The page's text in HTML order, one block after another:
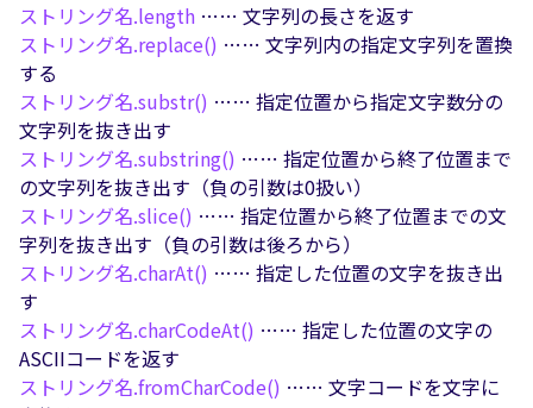
ストリング名.length …… 文字列の長さを返す
ストリング名.replace() …… 文字列内の指定文字列を置換
する
ストリング名.substr() …… 指定位置から指定文字数分の
文字列を抜き出す
ストリング名.substring() …… 指定位置から終了位置まで
の文字列を抜き出す（負の引数は0扱い）
ストリング名.slice() …… 指定位置から終了位置までの文
字列を抜き出す（負の引数は後ろから）
ストリング名.charAt() …… 指定した位置の文字を抜き出
す
ストリング名.charCodeAt() …… 指定した位置の文字の
ASCIIコードを返す
ストリング名.fromCharCode() …… 文字コードを文字に